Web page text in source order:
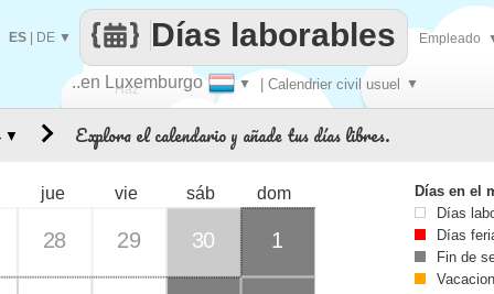
Haz
..en Luxemburgo ▼ | Calendrier civil usuel ▼
Días laborables
ES DE ▼ Empleado
Explora el calendario y añade tus días libres.
jue vie sáb dom
28 29 30 1
▼
Días en el
Días
Días
Fin de